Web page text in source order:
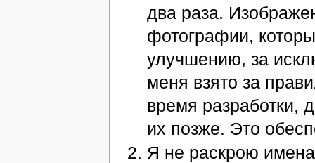
два раза.
фотографии,
улучшению, за
меня взято за
время разработки,
их позже. Это
Я не раскрою